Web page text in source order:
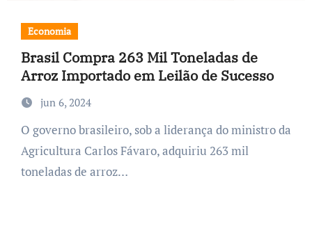
Economia
Brasil Compra 263 Mil Toneladas de
Arroz Importado em Leilão de Sucesso
jun 6, 2024
O governo brasileiro, sob a liderança do ministro da
Agricultura Carlos Fávaro, adquiriu 263 mil
toneladas de arroz…